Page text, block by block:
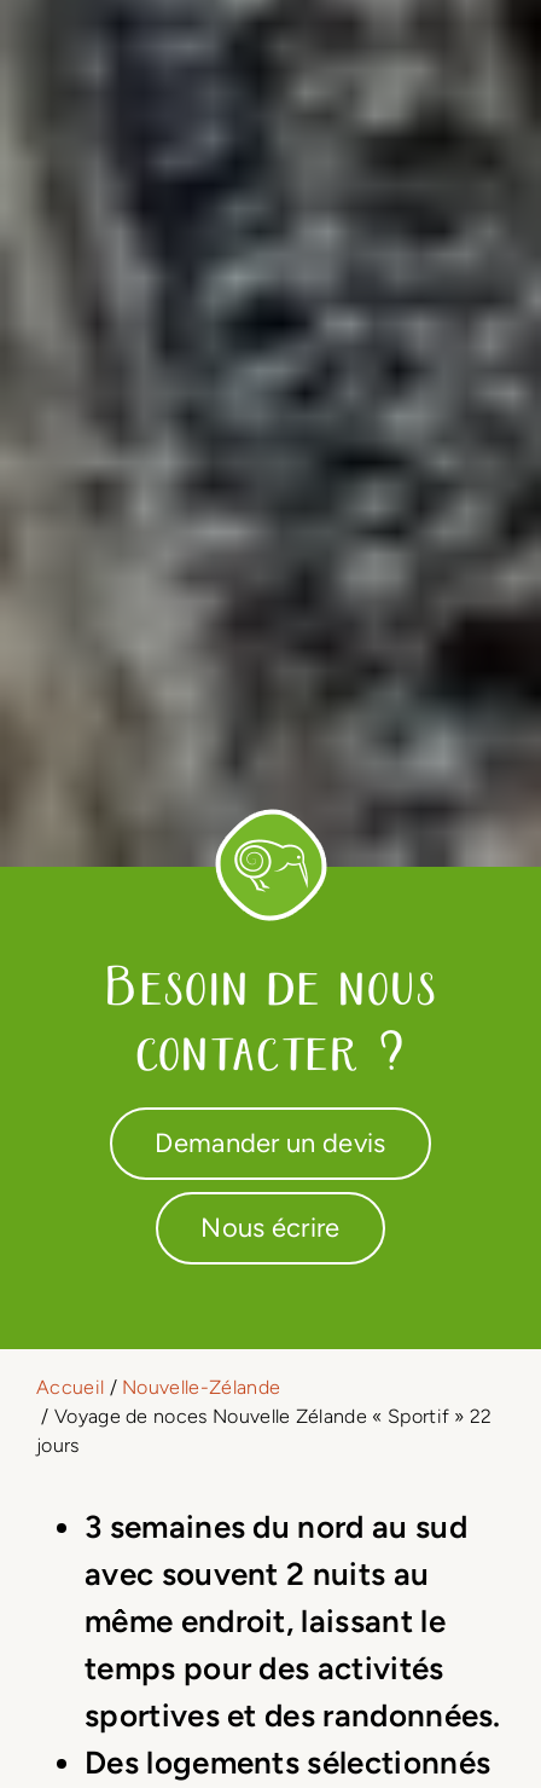
Besoin de nous
contacter ?
Demander un devis
Nous écrire
Accueil / Nouvelle-Zélande
/ Voyage de noces Nouvelle Zélande « Sportif » 22
jours
3 semaines du nord au sud
avec souvent 2 nuits au
même endroit, laissant le
temps pour des activités
sportives et des randonnées.
Des logements sélectionnés